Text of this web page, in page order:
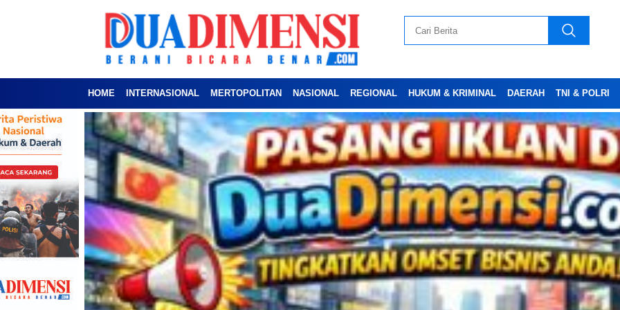
HOME INTERNASIONAL MERTOPOLITAN NASIONAL REGIONAL HUKUM & KRIMINAL DAERAH TNI & POLRI
Advertesment